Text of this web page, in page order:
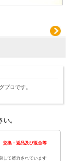
プロです。
。
交換・返品及び返金等
して努力されています